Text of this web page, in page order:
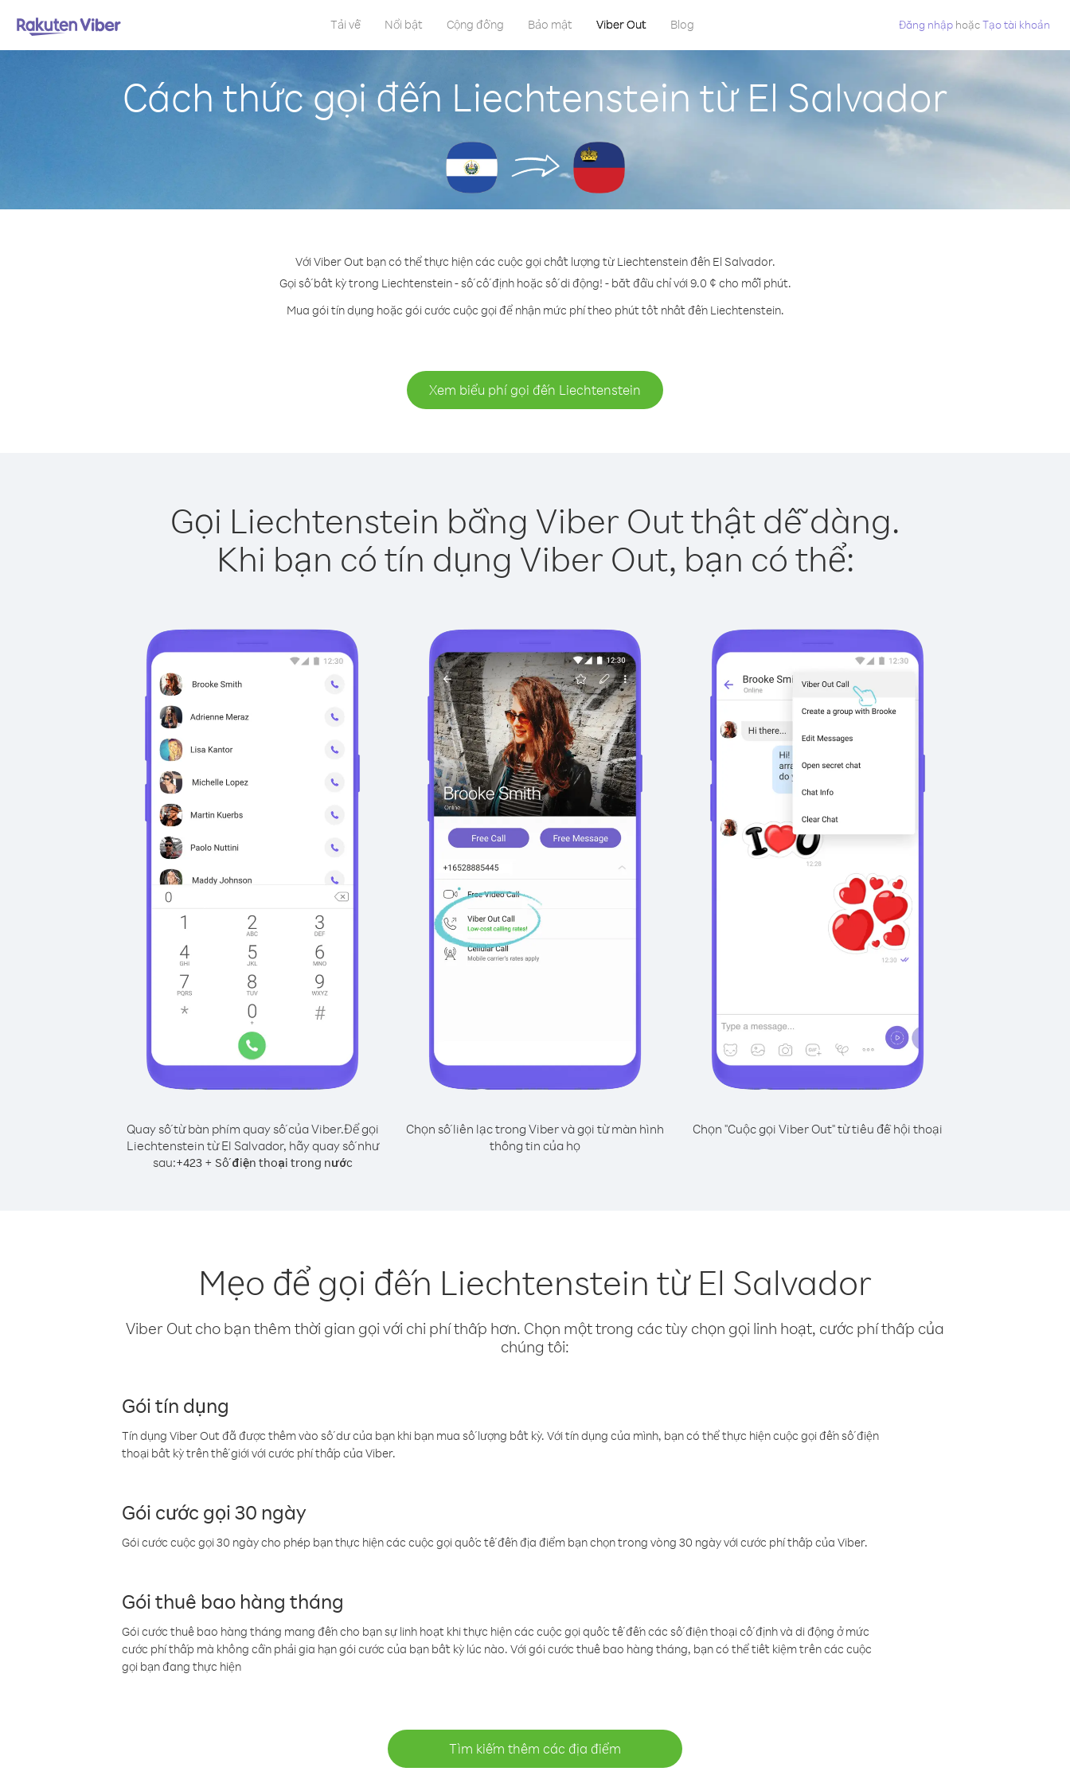
Tải về Nổi bật Cộng đồng Bảo mật Viber Out Blog Đăng nhập hoặcTạo tài khoản
Cách thức gọi đến Liechtenstein từ El Salvador
Với Viber Out bạn có thể thực hiện các cuộc gọi chất lượng từ Liechtenstein đến El Salvador.
Gọi số bất kỳ trong Liechtenstein - số cố định hoặc số di động! - bắt đầu chỉ với 9.0 ¢ cho mỗi phút.
Mua gói tín dụng hoặc gói cước cuộc gọi để nhận mức phí theo phút tốt nhất đến Liechtenstein.
Xem biểu phí gọi đến Liechtenstein
Gọi Liechtenstein bằng Viber Out thật dễ dàng.
Khi bạn có tín dụng Viber Out, bạn có thể:
Quay số từ bàn phím quay số của Viber.Để gọi
Liechtenstein từ El Salvador, hãy quay số như
sau:+423+ Số điện thoại trong nước
Chọn số liên lạc trong Viber và gọi từ màn hình
thông tin của họ
Chọn "Cuộc gọi Viber Out" từ tiêu đề hội thoại
Mẹo để gọi đến Liechtenstein từ El Salvador
Viber Out cho bạn thêm thời gian gọi với chi phí thấp hơn. Chọn một trong các tùy chọn gọi linh hoạt, cước phí thấp của
chúng tôi:
Gói tín dụng
Tín dụng Viber Out đã được thêm vào số dư của bạn khi bạn mua số lượng bất kỳ. Với tín dụng của mình, bạn có thể thực hiện cuộc gọi đến số điện
thoại bất kỳ trên thế giới với cước phí thấp của Viber.
Gói cước gọi 30 ngày
Gói cước cuộc gọi 30 ngày cho phép bạn thực hiện các cuộc gọi quốc tế đến địa điểm bạn chọn trong vòng 30 ngày với cước phí thấp của Viber.
Gói thuê bao hàng tháng
Gói cước thuê bao hàng tháng mang đến cho bạn sự linh hoạt khi thực hiện các cuộc gọi quốc tế đến các số điện thoại cố định và di động ở mức
cước phí thấp mà không cần phải gia hạn gói cước của bạn bất kỳ lúc nào. Với gói cước thuê bao hàng tháng, bạn có thể tiết kiệm trên các cuộc
gọi bạn đang thực hiện
Tìm kiếm thêm các địa điểm